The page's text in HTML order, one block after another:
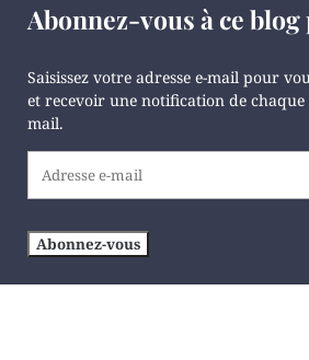
Abonnez-vous à ce
Saisissez votre adresse e-mail pour
et recevoir une notification de
mail.
Abonnez-vous